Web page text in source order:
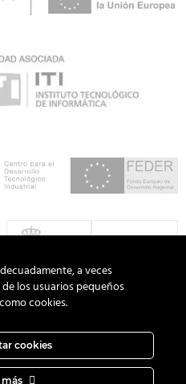
· Todos los derechos
|Aviso Legal|Política de Cookies
a veces
los usuarios pequeños
cookies.
cookies
más